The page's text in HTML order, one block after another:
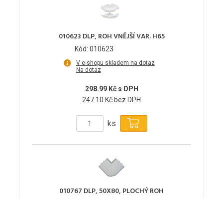
010623 DLP, ROH VNĚJŠÍ VAR. H65
Kód: 010623
V e-shopu skladem na dotaz
Na dotaz
298.99 Kč s DPH
247.10 Kč bez DPH
ks
010767 DLP, 50X80, PLOCHÝ ROH